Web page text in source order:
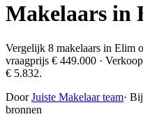
Makelaars in
Vergelijk 8 makelaars in Elim
vraagprijs € 449.000 ·
€ 5.832.
DoorJuiste Makelaar team·
bronnen